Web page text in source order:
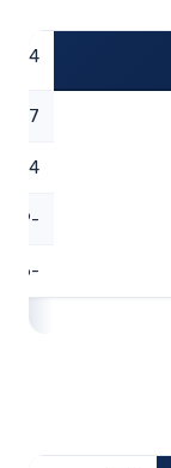
1.67
7.64
-18.69
-24.66